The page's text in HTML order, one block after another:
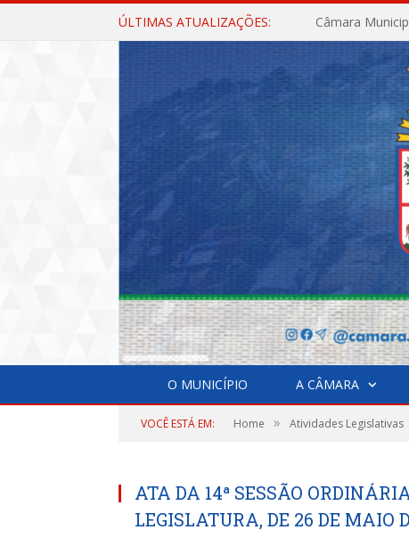
ÚLTIMAS ATUALIZAÇÕES:
O MUNICÍPIO A CÂMARA
VOCÊ ESTÁ EM: Home » Atividades Legislativas
ATA DA 14ª SESSÃO
LEGISLATURA, DE 26 DE MAIO